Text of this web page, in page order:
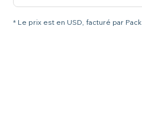
* Le prix est en USD, facturé par